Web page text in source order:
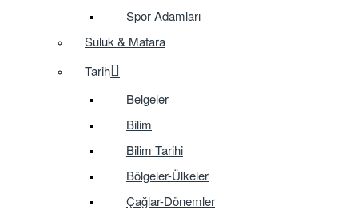
Spor Adamları
Suluk & Matara
Tarih
Belgeler
Bilim
Bilim Tarihi
Bölgeler-Ülkeler
Çağlar-Dönemler